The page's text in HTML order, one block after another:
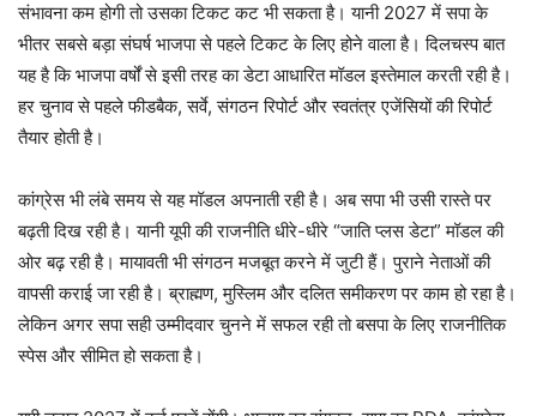
संभावना कम होगी तो उसका टिकट कट भी सकता है। यानी 2027 में सपा के
भीतर सबसे बड़ा संघर्ष भाजपा से पहले टिकट के लिए होने वाला है। दिलचस्प बात
यह है कि भाजपा वर्षों से इसी तरह का डेटा आधारित मॉडल इस्तेमाल करती रही है।
हर चुनाव से पहले फीडबैक, सर्वे, संगठन रिपोर्ट और स्वतंत्र एजेंसियों की रिपोर्ट
तैयार होती है।
कांग्रेस भी लंबे समय से यह मॉडल अपनाती रही है। अब सपा भी उसी रास्ते पर
बढ़ती दिख रही है। यानी यूपी की राजनीति धीरे-धीरे “जाति प्लस डेटा” मॉडल की
ओर बढ़ रही है। मायावती भी संगठन मजबूत करने में जुटी हैं। पुराने नेताओं की
वापसी कराई जा रही है। ब्राह्मण, मुस्लिम और दलित समीकरण पर काम हो रहा है।
लेकिन अगर सपा सही उम्मीदवार चुनने में सफल रही तो बसपा के लिए राजनीतिक
स्पेस और सीमित हो सकता है।